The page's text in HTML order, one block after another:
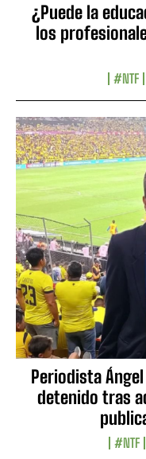
¿Puede la
los
#NTF
Periodista
detenido tras
#NTF